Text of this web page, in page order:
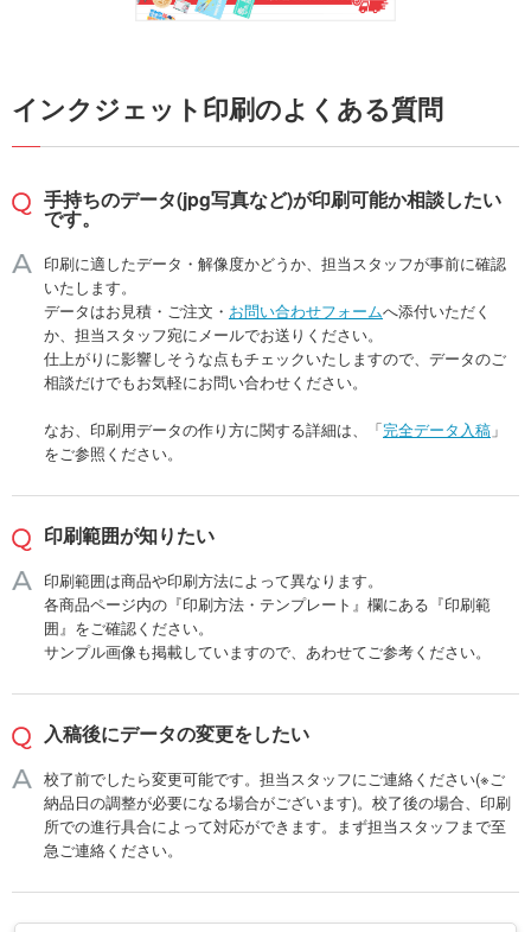
インクジェット印刷のよくある質問
手持ちのデータ(jpg写真など)が印刷可能か相談したい
です。
印刷に適したデータ・解像度かどうか、担当スタッフが事前に確認
いたします。
データはお見積・ご注文・ お問い合わせフォームへ添付いただく
か、担当スタッフ宛にメールでお送りください。
仕上がりに影響しそうな点もチェックいたしますので、データのご
相談だけでもお気軽にお問い合わせください。
なお、印刷用データの作り方に関する詳細は、「完全データ入稿 」
をご参照ください。
印刷範囲が知りたい
印刷範囲は商品や印刷方法によって異なります。
各商品ページ内の『印刷方法・テンプレート』欄にある『印刷範
囲』をご確認ください。
サンプル画像も掲載していますので、あわせてご参考ください。
入稿後にデータの変更をしたい
校了前でしたら変更可能です。担当スタッフにご連絡ください(※ご
納品日の調整が必要になる場合がございます)。校了後の場合、印刷
所での進行具合によって対応ができます。まず担当スタッフまで至
急ご連絡ください。